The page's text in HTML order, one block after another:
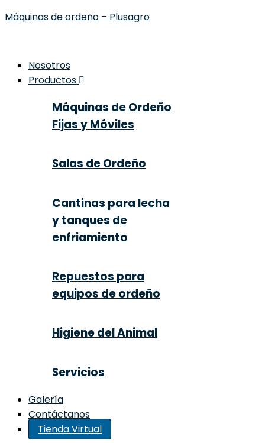
Máquinas de ordeño – Plusagro
Nosotros
Productos
Máquinas de Ordeño
Fijas y Móviles
Salas de Ordeño
Cantinas para lecha
y tanques de
enfriamiento
Repuestos para
equipos de ordeño
Higiene del Animal
Servicios
Galería
Contáctanos
Tienda Virtual